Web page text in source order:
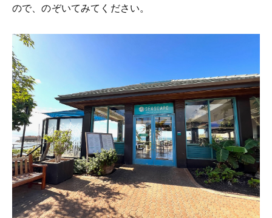
ので、のぞいてみてください。